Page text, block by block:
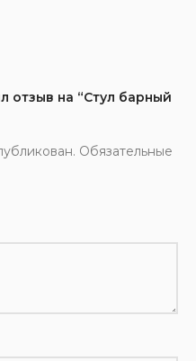
отзыв на “Стул барный
Обязательные